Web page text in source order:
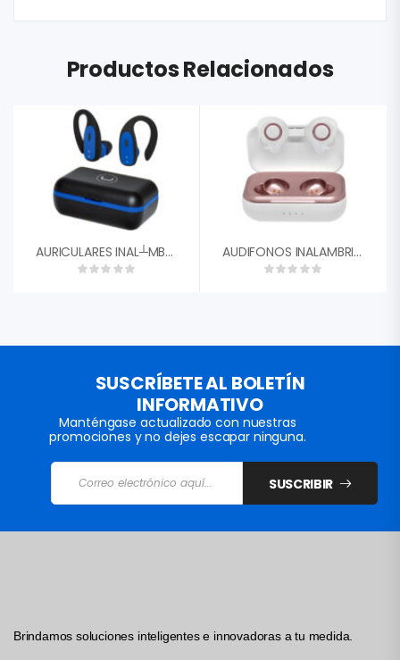
Productos Relacionados
AURICULARES INAL┴MBRICOS FLEX TWS UNNO TEKNO HS7503BL BLUETOOTH 5.0 AUDIFONOS INALAMBRICO UNNO TEKNO TWS BOLD MICROFONO BLUETOOH 5.0 CON ESTUCHE BLANCO HS7502WT
SUSCRÍBETE AL BOLETÍN
INFORMATIVO
Manténgase actualizado con nuestras
promociones y no dejes escapar ninguna.
SUSCRIBIR
Brindamos soluciones inteligentes e innovadoras a tu medida.